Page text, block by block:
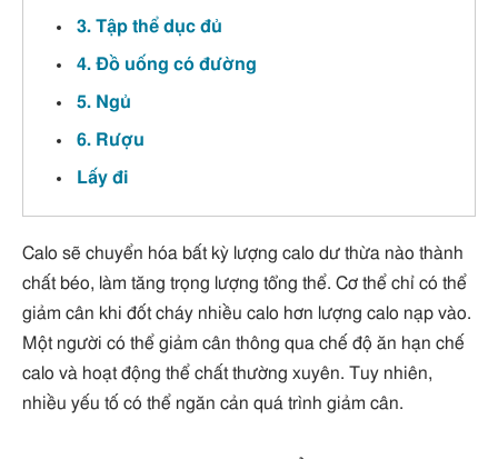
3. Tập thể dục đủ
4. Đồ uống có đường
5. Ngủ
6. Rượu
Lấy đi
Calo sẽ chuyển hóa bất kỳ lượng calo dư thừa nào thành
chất béo, làm tăng trọng lượng tổng thể. Cơ thể chỉ có thể
giảm cân khi đốt cháy nhiều calo hơn lượng calo nạp vào.
Một người có thể giảm cân thông qua chế độ ăn hạn chế
calo và hoạt động thể chất thường xuyên. Tuy nhiên,
nhiều yếu tố có thể ngăn cản quá trình giảm cân.